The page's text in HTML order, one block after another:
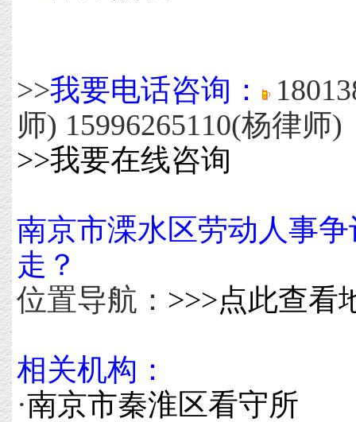
>>我要电话咨询：
师) 15996265110(杨律师)
>>我要在线咨询
南京市溧水区劳动人事
走？
位置导航： >>>点此查看
相关机构：
·南京市秦淮区看守所